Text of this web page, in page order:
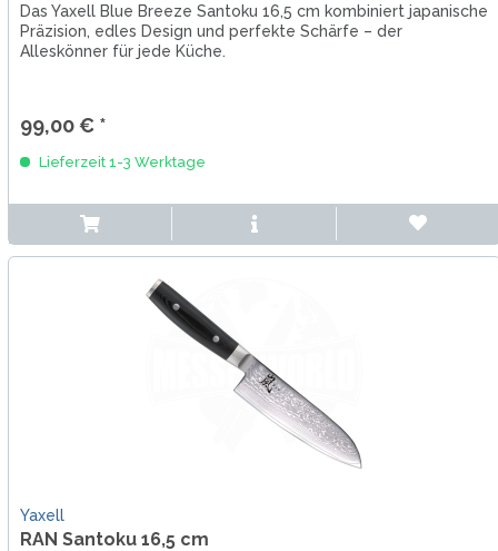
Das Yaxell Blue Breeze Santoku 16,5 cm kombiniert japanische
Präzision, edles Design und perfekte Schärfe – der
Alleskönner für jede Küche.
99,00 € *
Lieferzeit 1-3 Werktage
Yaxell
RAN Santoku 16,5 cm